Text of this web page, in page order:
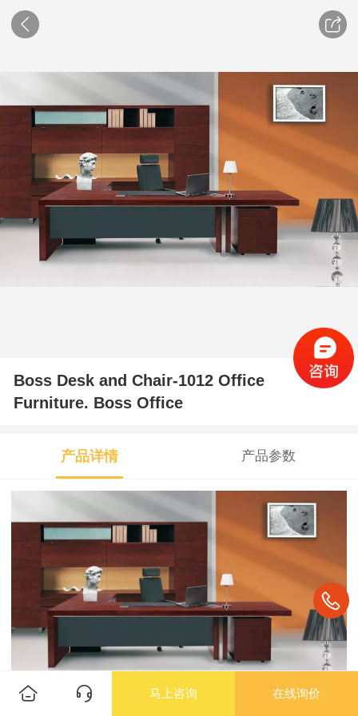
Boss Desk and Chair-1012 Office
Furniture. Boss Office
产品详情 产品参数
马上咨询 在线询价